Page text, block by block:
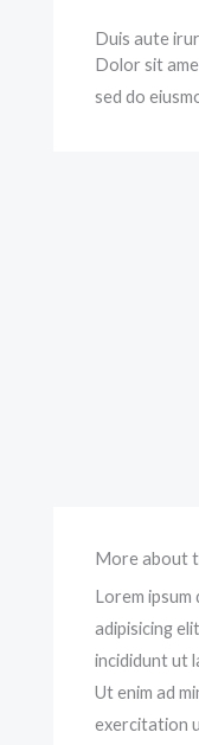
Duis aute
Dolor sit
sed do
More about
Lorem
adipisicing
incididunt ut
Ut enim ad
exercitation